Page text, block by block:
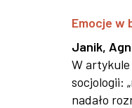
Emocje w
Janik,
W artykule
socjologii:
nadało